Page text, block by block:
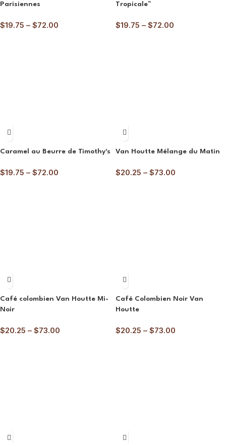
Parisiennes
$19.75 – $72.00
Tropicale™
$19.75 – $72.00
Caramel au Beurre de Timothy's
$19.75 – $72.00
Van Houtte Mélange du Matin
$20.25 – $73.00
Café colombien Van Houtte Mi-
Noir
$20.25 – $73.00
Café Colombien Noir Van
Houtte
$20.25 – $73.00